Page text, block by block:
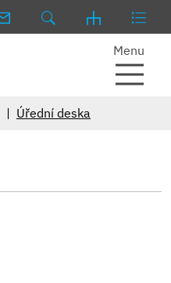
Menu
Úřední deska